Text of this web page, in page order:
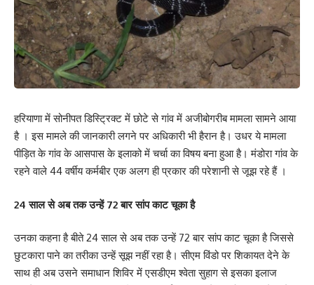
हरियाणा में सोनीपत डिस्ट्रिक्ट में छोटे से गांव में अजीबोगरीब मामला सामने आया
है । इस मामले की जानकारी लगने पर अधिकारी भी हैरान है। उधर ये मामला
पीड़ित के गांव के आसपास के इलाको में चर्चा का विषय बना हुआ है। मंडोरा गांव के
रहने वाले 44 वर्षीय कर्मबीर एक अलग ही प्रकार की परेशानी से जूझ रहे हैं ।
24 साल से अब तक उन्हें 72 बार सांप काट चूका है
उनका कहना है बीते 24 साल से अब तक उन्हें 72 बार सांप काट चूका है जिससे
छुटकारा पाने का तरीका उन्हें सूझ नहीं रहा है। सीएम विंडो पर शिकायत देने के
साथ ही अब उसने समाधान शिविर में एसडीएम श्वेता सुहाग से इसका इलाज